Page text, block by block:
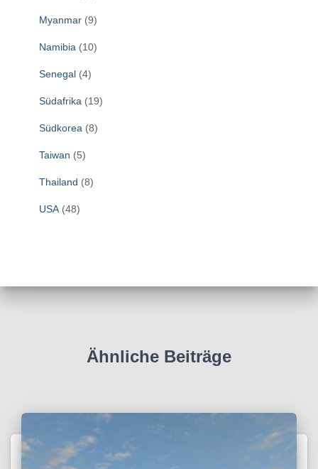
Myanmar (9)
Namibia (10)
Senegal (4)
Südafrika (19)
Südkorea (8)
Taiwan (5)
Thailand (8)
USA (48)
Ähnliche Beiträge